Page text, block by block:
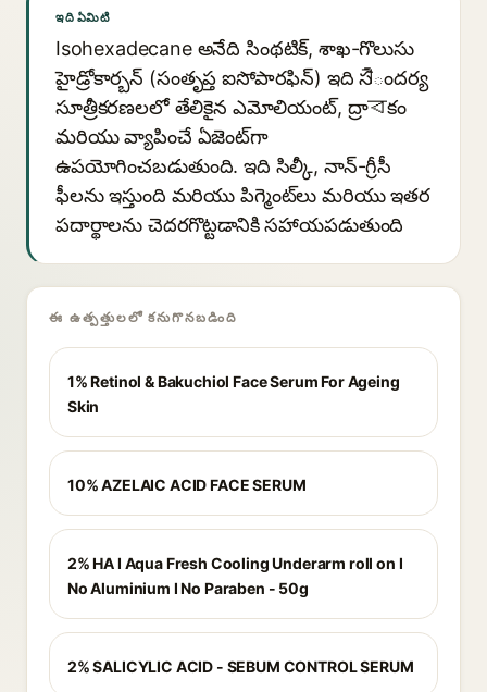
ఇది ఏమిటి
Isohexadecane అనేది సింథటిక్, శాఖ-గొలుసు
హైడ్రోకార్బన్ (సంతృప్త ఐసోపారఫిన్) ఇది సौందర్య
సూత్రీకరణలలో తేలికైన ఎమోలియంట్, ద్రాবకం
మరియు వ్యాపించే ఏజెంట్‌గా
ఉపయోగించబడుతుంది. ఇది సిల్కీ, నాన్-గ్రీసీ
ఫీలను ఇస్తుంది మరియు పిగ్మెంట్‌లు మరియు ఇతర
పదార్థాలను చెదరగొట్టడానికి సహాయపడుతుంది
ఈ ఉత్పత్తులలో కనుగొనబడింది
1% Retinol & Bakuchiol Face Serum For Ageing
Skin
10% AZELAIC ACID FACE SERUM
2% HA I Aqua Fresh Cooling Underarm roll on I
No Aluminium I No Paraben - 50g
2% SALICYLIC ACID - SEBUM CONTROL SERUM